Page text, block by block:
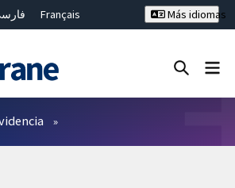
Français
繁體中文
Más idiomas